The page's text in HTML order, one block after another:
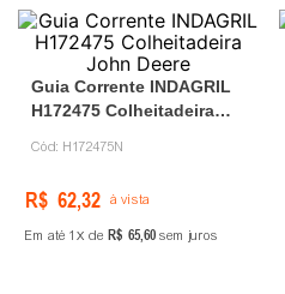
Guia Corrente INDAGRIL
H172475 Colheitadeira
Cód: H172475N
R$ 62,32 à vista
Em até 1 de R$ 65,60 sem juros